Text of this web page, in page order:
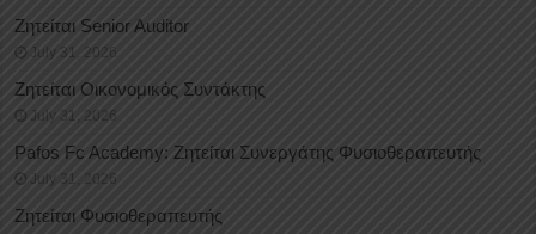
Ζητείται Senior Auditor
July 31, 2026
Ζητείται Οικονομικός Συντάκτης
July 31, 2026
Pafos Fc Academy: Ζητείται Συνεργάτης Φυσιοθεραπευτής
July 31, 2026
Ζητείται Φυσιοθεραπευτής